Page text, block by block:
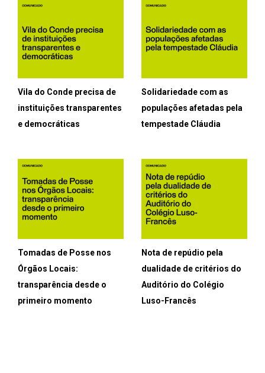
Vila do Conde precisa de
instituições transparentes
e democráticas
Solidariedade com as
populações afetadas pela
tempestade Cláudia
Tomadas de Posse nos
Órgãos Locais:
transparência desde o
primeiro momento
Nota de repúdio pela
dualidade de critérios do
Auditório do Colégio
Luso-Francês